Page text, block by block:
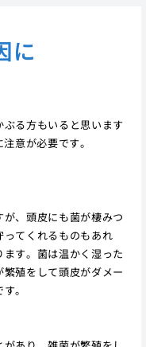
に
る方もいると思います
意が必要です。
、頭皮にも菌が棲みつ
てくれるものもあれ
す。菌は温かく湿った
殖をして頭皮がダメー
。